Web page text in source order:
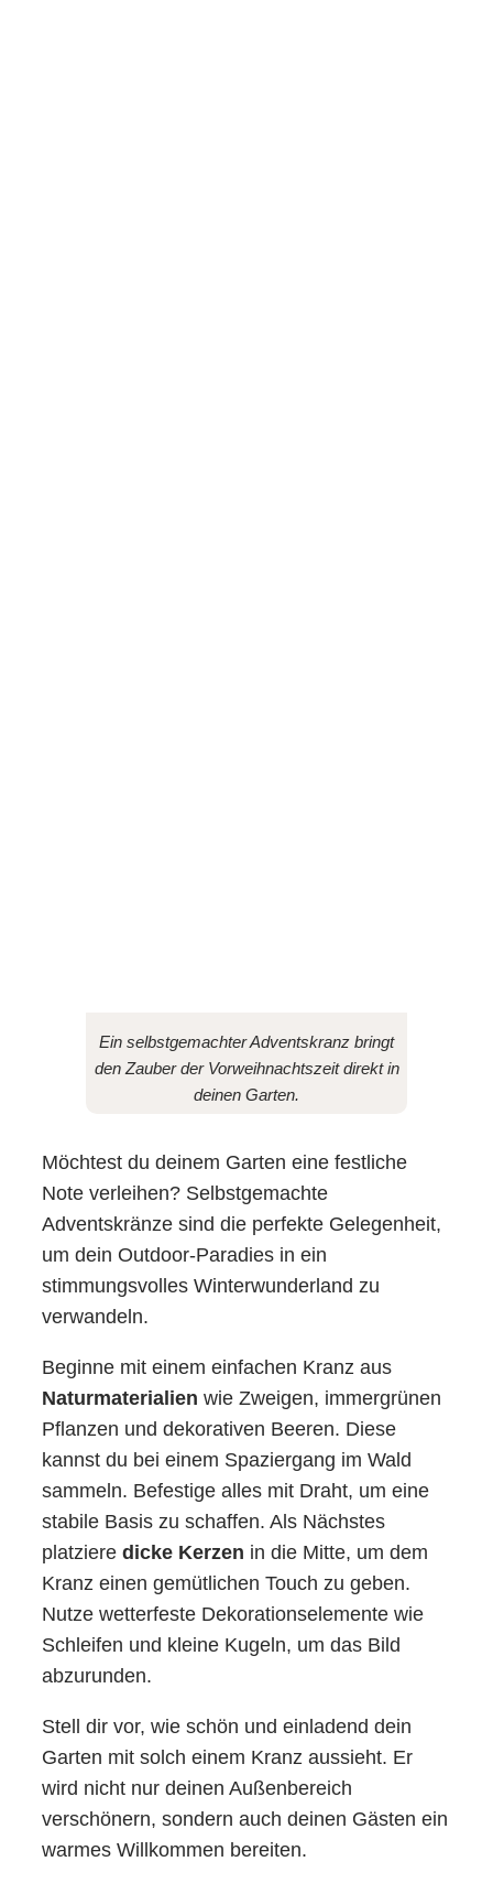
Ein selbstgemachter Adventskranz bringt
den Zauber der Vorweihnachtszeit direkt in
deinen Garten.
Möchtest du deinem Garten eine festliche
Note verleihen? Selbstgemachte
Adventskränze sind die perfekte Gelegenheit,
um dein Outdoor-Paradies in ein
stimmungsvolles Winterwunderland zu
verwandeln.
Beginne mit einem einfachen Kranz aus
Naturmaterialien wie Zweigen, immergrünen
Pflanzen und dekorativen Beeren. Diese
kannst du bei einem Spaziergang im Wald
sammeln. Befestige alles mit Draht, um eine
stabile Basis zu schaffen. Als Nächstes
platziere dicke Kerzen in die Mitte, um dem
Kranz einen gemütlichen Touch zu geben.
Nutze wetterfeste Dekorationselemente wie
Schleifen und kleine Kugeln, um das Bild
abzurunden.
Stell dir vor, wie schön und einladend dein
Garten mit solch einem Kranz aussieht. Er
wird nicht nur deinen Außenbereich
verschönern, sondern auch deinen Gästen ein
warmes Willkommen bereiten.